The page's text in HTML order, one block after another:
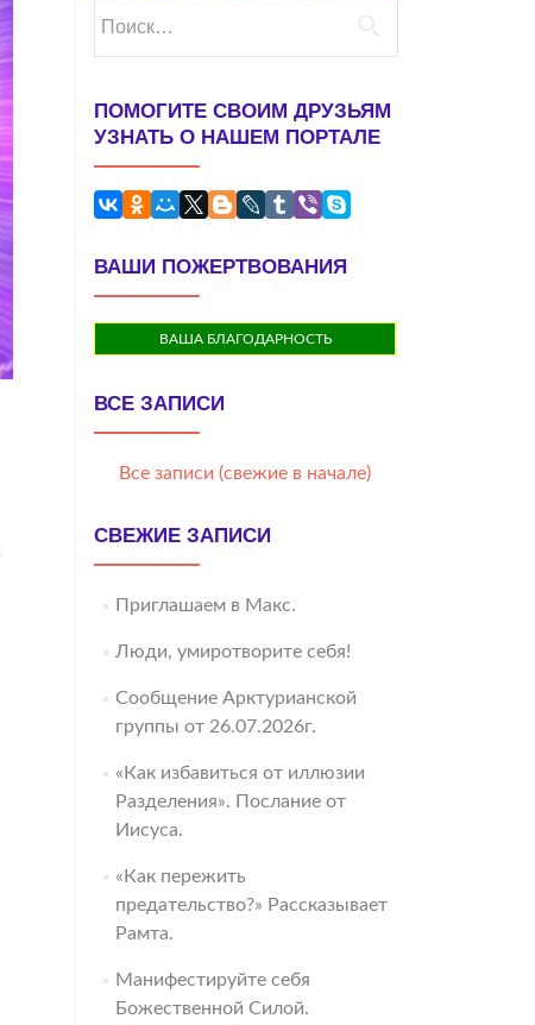
ПОМОГИТЕ СВОИМ ДРУЗЬЯМ
УЗНАТЬ О НАШЕМ ПОРТАЛЕ
ВАШИ ПОЖЕРТВОВАНИЯ
ВАША БЛАГОДАРНОСТЬ
ВСЕ ЗАПИСИ
Все записи (свежие в начале)
СВЕЖИЕ ЗАПИСИ
Приглашаем в Макс.
Люди, умиротворите себя!
Сообщение Арктурианской
группы от 26.07.2026г.
«Как избавиться от иллюзии
Разделения». Послание от
Иисуса.
«Как пережить
предательство?» Рассказывает
Рамта.
Манифестируйте себя
Божественной Силой.